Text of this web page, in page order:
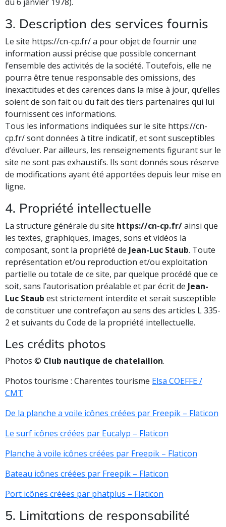
3. Description des services fournis
Le site https://cn-cp.fr/ a pour objet de fournir une
information aussi précise que possible concernant
l’ensemble des activités de la société. Toutefois, elle ne
pourra être tenue responsable des omissions, des
inexactitudes et des carences dans la mise à jour, qu’elles
soient de son fait ou du fait des tiers partenaires qui lui
fournissent ces informations.
Tous les informations indiquées sur le site https://cn-
cp.fr/ sont données à titre indicatif, et sont susceptibles
d’évoluer. Par ailleurs, les renseignements figurant sur le
site ne sont pas exhaustifs. Ils sont donnés sous réserve
de modifications ayant été apportées depuis leur mise en
ligne.
4. Propriété intellectuelle
La structure générale du site https://cn-cp.fr/ainsi que
les textes, graphiques, images, sons et vidéos la
composant, sont la propriété de Jean-Luc Staub. Toute
représentation et/ou reproduction et/ou exploitation
partielle ou totale de ce site, par quelque procédé que ce
soit, sans l’autorisation préalable et par écrit de Jean-
Luc Staub est strictement interdite et serait susceptible
de constituer une contrefaçon au sens des articles L 335-
2 et suivants du Code de la propriété intellectuelle.
Les crédits photos
Photos © Club nautique de chatelaillon.
Photos tourisme : Charentes tourisme Elsa COEFFE /
CMT
De la planche a voile icônes créées par Freepik – Flaticon
Le surf icônes créées par Eucalyp – Flaticon
Planche à voile icônes créées par Freepik – Flaticon
Bateau icônes créées par Freepik – Flaticon
Port icônes créées par phatplus – Flaticon
5. Limitations de responsabilité